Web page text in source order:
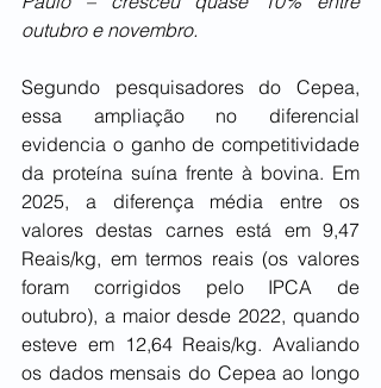
outubro e novembro.
Segundo pesquisadores do Cepea,
essa ampliação no diferencial
evidencia o ganho de competitividade
da proteína suína frente à bovina. Em
2025, a diferença média entre os
valores destas carnes está em 9,47
Reais/kg, em termos reais (os valores
foram corrigidos pelo IPCA de
outubro), a maior desde 2022, quando
esteve em 12,64 Reais/kg. Avaliando
os dados mensais do Cepea ao longo